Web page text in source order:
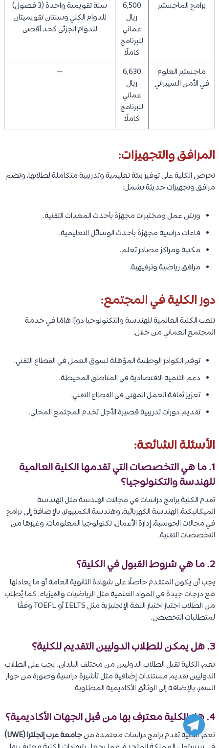
برامج الماجستير
6,500
ريال
عماني
للبرنامج
كاملًا
سنة تقويمية واحدة (3 فصول)
للدوام الكلي وسنتان تقويميتان
للدوام الجزئي كحد أقصى
ماجستير العلوم
في الأمن السيبراني
6,630
ريال
عماني
للبرنامج
كاملًا
—
المرافق والتجهيزات:
تحرص الكلية على توفير بيئة تعليمية وتدريبية متكاملة لطلابها، وتضم
مرافق وتجهيزات حديثة تشمل:
ورش عمل ومختبرات مجهزة بأحدث المعدات التقنية.
قاعات دراسية مجهزة بأحدث الوسائل التعليمية.
مكتبة ومراكز مصادر تعلم.
مرافق رياضية وترفيهية.
دور الكلية في المجتمع:
تلعب الكلية العالمية للهندسة والتكنولوجيا دورًا هامًا في خدمة
المجتمع العماني من خلال:
توفير الكوادر الوطنية المؤهلة لسوق العمل في القطاع التقني.
دعم التنمية الاقتصادية في المناطق المحيطة.
تعزيز ثقافة العمل المهني في القطاع التقني.
تقديم دورات تدريبية قصيرة الأجل تخدم المجتمع المحلي.
الأسئلة الشائعة:
1. ما هي التخصصات التي تقدمها الكلية العالمية
للهندسة والتكنولوجيا؟
تقدم الكلية برامج دراسات في مجالات الهندسة مثل الهندسة
الميكانيكية، الهندسة الكهربائية، وهندسة الكمبيوتر، بالإضافة إلى برامج
في مجالات الحوسبة، إدارة الأعمال، تكنولوجيا المعلومات، وغيرها من
التخصصات التقنية.
2. ما هي شروط القبول في الكلية؟
يجب أن يكون المتقدم حاصلًا على شهادة الثانوية العامة أو ما يعادلها
مع درجات جيدة في المواد العلمية مثل الرياضيات والفيزياء. كما يُطلب
من الطلاب اجتياز اختبار اللغة الإنجليزية مثل IELTS أو TOEFL وفقًا
لمتطلبات التخصص.
3. هل يمكن للطلاب الدوليين التقديم للكلية؟
نعم، الكلية تقبل الطلاب الدوليين من مختلف البلدان. يجب على الطلاب
الدوليين تقديم مستندات إضافية مثل تأشيرة دراسية وصورة من جواز
السفر، بالإضافة إلى الوثائق الأكاديمية المطلوبة.
4. هل الكلية معترف بها من قبل الجهات الأكاديمية؟
نعم، الكلية تقدم برامج دراسات معتمدة منجامعة غرب إنجلترا (UWE)